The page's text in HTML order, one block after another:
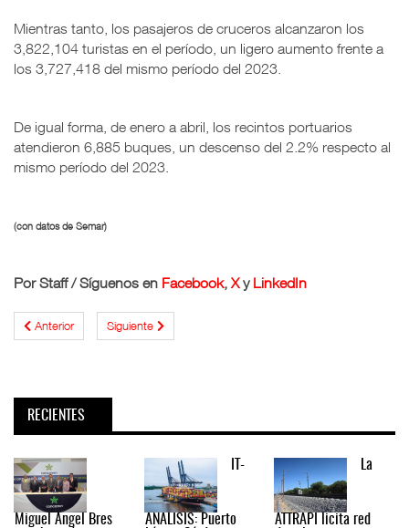
Mientras tanto, los pasajeros de cruceros alcanzaron los
3,822,104 turistas en el período, un ligero aumento frente a
los 3,727,418 del mismo período del 2023.
De igual forma, de enero a abril, los recintos portuarios
atendieron 6,885 buques, un descenso del 2.2% respecto al
mismo período del 2023.
(con datos de Semar)
Por Staff / Síguenos en Facebook, Xy LinkedIn
Anterior Siguiente
RECIENTES
Miguel Ángel Bres
IT-
ANÁLISIS: Puerto
La
ATTRAPI licita red